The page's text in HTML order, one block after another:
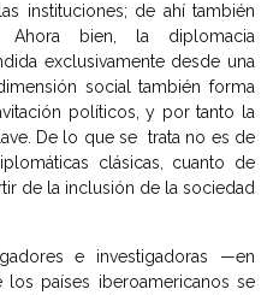
instituciones; de ahí también
Ahora bien, la diplomacia
exclusivamente desde una
social también forma
políticos, y por tanto la
De lo que se trata no es de
clásicas, cuanto de
de la inclusión de la sociedad
e investigadoras —en
países iberoamericanos se